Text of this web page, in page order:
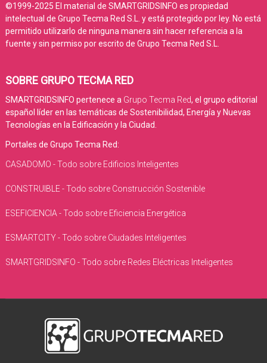
©1999-2025 El material de SMARTGRIDSINFO es propiedad
intelectual de Grupo Tecma Red S.L. y está protegido por ley. No está
permitido utilizarlo de ninguna manera sin hacer referencia a la
fuente y sin permiso por escrito de Grupo Tecma Red S.L.
SOBRE GRUPO TECMA RED
SMARTGRIDSINFO pertenece a Grupo Tecma Red, el grupo editorial
español líder en las temáticas de Sostenibilidad, Energía y Nuevas
Tecnologías en la Edificación y la Ciudad.
Portales de Grupo Tecma Red:
CASADOMO - Todo sobre Edificios Inteligentes
CONSTRUIBLE - Todo sobre Construcción Sostenible
ESEFICIENCIA - Todo sobre Eficiencia Energética
ESMARTCITY - Todo sobre Ciudades Inteligentes
SMARTGRIDSINFO - Todo sobre Redes Eléctricas Inteligentes